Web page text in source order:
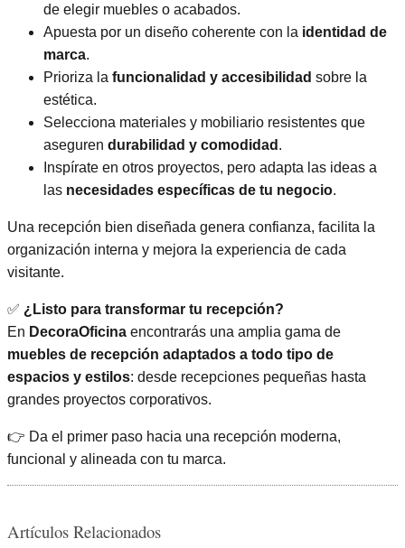
de elegir muebles o acabados.
Apuesta por un diseño coherente con la identidad de
marca.
Prioriza la funcionalidad y accesibilidad sobre la
estética.
Selecciona materiales y mobiliario resistentes que
aseguren durabilidad y comodidad .
Inspírate en otros proyectos, pero adapta las ideas a
las necesidades específicas de tu negocio.
Una recepción bien diseñada genera confianza, facilita la
organización interna y mejora la experiencia de cada
visitante.
✅ ¿Listo para transformar tu recepción?
En DecoraOficina encontrarás una amplia gama de
muebles de recepción adaptados a todo tipo de
espacios y estilos: desde recepciones pequeñas hasta
grandes proyectos corporativos.
👉 Da el primer paso hacia una recepción moderna,
funcional y alineada con tu marca.
Artículos Relacionados